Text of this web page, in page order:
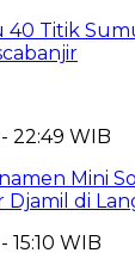
40 Titik
22:49 WIB
Mini
di
15:10 WIB